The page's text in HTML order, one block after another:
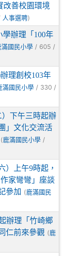
改善校園環境
人事選聘)
辦理「100年
滿國民小學 / 605 /
理創校103年
滿國民小學 / 330 /
）下午三時起辦
」文化交流活
(鹿滿國民小學 /
）上午9時起，
家彎彎」座談
參加 (鹿滿國民
辦理「竹崎鄉
仁前來參觀 (鹿